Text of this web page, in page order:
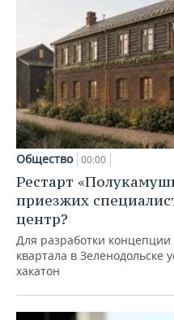
Общество 00:00
Рестарт
приезжих
центр?
Для разработки
квартала в Зеленодольске
хакатон